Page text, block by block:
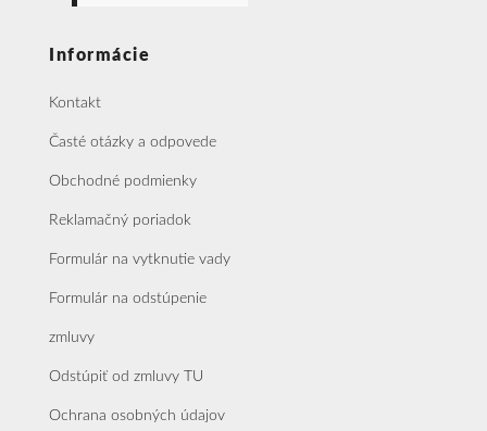
Informácie
Kontakt
Časté otázky a odpovede
Obchodné podmienky
Reklamačný poriadok
Formulár na vytknutie vady
Formulár na odstúpenie
zmluvy
Odstúpiť od zmluvy TU
Ochrana osobných údajov